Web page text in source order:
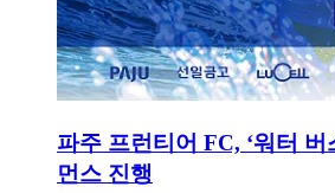
파주 프런티어 FC, ‘워터
먼스 진행